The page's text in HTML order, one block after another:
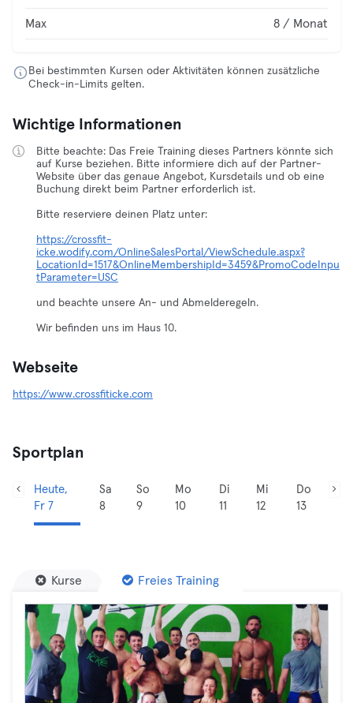
Max 8 / Monat
Bei bestimmten Kursen oder Aktivitäten können zusätzliche
Check-in-Limits gelten.
Wichtige Informationen
Bitte beachte: Das Freie Training dieses Partners könnte sich
auf Kurse beziehen. Bitte informiere dich auf der Partner-
Website über das genaue Angebot, Kursdetails und ob eine
Buchung direkt beim Partner erforderlich ist.
Bitte reserviere deinen Platz unter:
https://crossfit-
icke.wodify.com/OnlineSalesPortal/ViewSchedule.aspx?
LocationId=1517&OnlineMembershipId=3459&PromoCodeInpu
tParameter=USC
und beachte unsere An- und Abmelderegeln.
Wir befinden uns im Haus 10.
Webseite
https://www.crossfiticke.com
Sportplan
Heute,
Fr 7
Sa
8
So
9
Mo
10
Di
11
Mi
12
Do
13
Kurse Freies Training